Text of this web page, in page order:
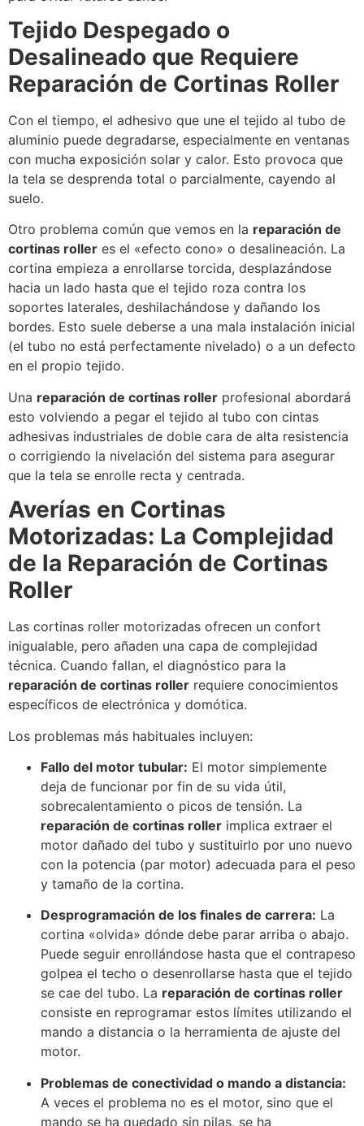
Tejido Despegado o
Desalineado que Requiere
Reparación de Cortinas Roller
Con el tiempo, el adhesivo que une el tejido al tubo de
aluminio puede degradarse, especialmente en ventanas
con mucha exposición solar y calor. Esto provoca que
la tela se desprenda total o parcialmente, cayendo al
suelo.
Otro problema común que vemos en la reparación de
cortinas roller es el «efecto cono» o desalineación. La
cortina empieza a enrollarse torcida, desplazándose
hacia un lado hasta que el tejido roza contra los
soportes laterales, deshilachándose y dañando los
bordes. Esto suele deberse a una mala instalación inicial
(el tubo no está perfectamente nivelado) o a un defecto
en el propio tejido.
Una reparación de cortinas roller profesional abordará
esto volviendo a pegar el tejido al tubo con cintas
adhesivas industriales de doble cara de alta resistencia
o corrigiendo la nivelación del sistema para asegurar
que la tela se enrolle recta y centrada.
Averías en Cortinas
Motorizadas: La Complejidad
de la Reparación de Cortinas
Roller
Las cortinas roller motorizadas ofrecen un confort
inigualable, pero añaden una capa de complejidad
técnica. Cuando fallan, el diagnóstico para la
reparación de cortinas roller requiere conocimientos
específicos de electrónica y domótica.
Los problemas más habituales incluyen:
Fallo del motor tubular: El motor simplemente
deja de funcionar por fin de su vida útil,
sobrecalentamiento o picos de tensión. La
reparación de cortinas roller implica extraer el
motor dañado del tubo y sustituirlo por uno nuevo
con la potencia (par motor) adecuada para el peso
y tamaño de la cortina.
Desprogramación de los finales de carrera: La
cortina «olvida» dónde debe parar arriba o abajo.
Puede seguir enrollándose hasta que el contrapeso
golpea el techo o desenrollarse hasta que el tejido
se cae del tubo. La reparación de cortinas roller
consiste en reprogramar estos límites utilizando el
mando a distancia o la herramienta de ajuste del
motor.
Problemas de conectividad o mando a distancia:
A veces el problema no es el motor, sino que el
mando se ha quedado sin pilas, se ha